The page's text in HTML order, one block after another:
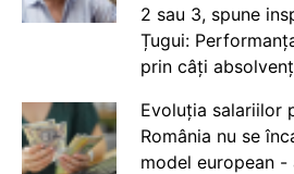
2 sau 3, spune
Țugui:
prin câți
Evoluția salariilor
România nu se
model european -